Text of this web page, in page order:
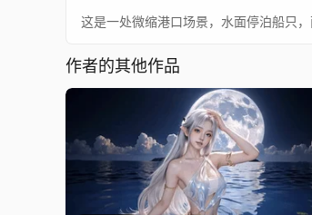
这是一处微缩港口场景，水面停泊船只
作者的其他作品